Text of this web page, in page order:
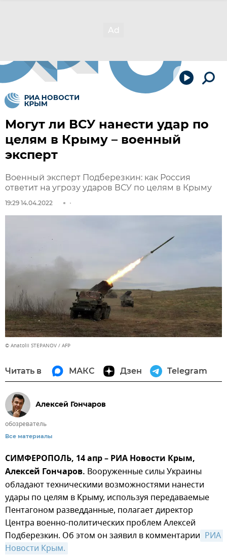
Могут ли ВСУ нанести удар по
целям в Крыму – военный
эксперт
Военный эксперт Подберезкин: как Россия
ответит на угрозу ударов ВСУ по целям в Крыму
19:29 14.04.2022
© Anatolii STEPANOV / AFP
Читать в МАКС Дзен Telegram
Алексей Гончаров
обозреватель
Все материалы
СИМФЕРОПОЛЬ, 14 апр – РИА Новости Крым,
Алексей Гончаров. Вооруженные силы Украины
обладают техническими возможностями нанести
удары по целям в Крыму, используя передаваемые
Пентагоном разведданные, полагает директор
Центра военно-политических проблем Алексей
Подберезкин. Об этом он заявил в комментарии РИА
Новости Крым.